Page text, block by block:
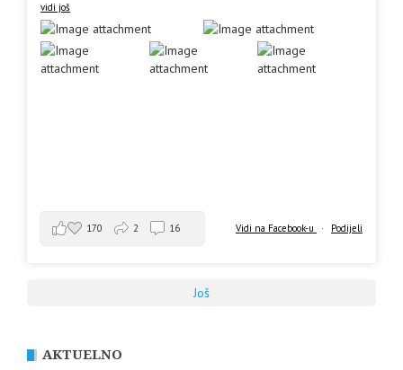
vidi još
Vidi na Facebook-u · Podijeli
170 2 16
Još
AKTUELNO